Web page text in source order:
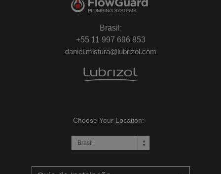
Brasil:
+55 11 997 696 853
daniel.mistura@lubrizol.com
Choose Your Location: